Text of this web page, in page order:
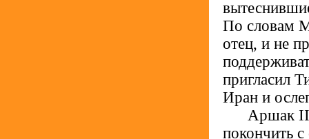
По словам
отец, и не
пригласил
Иран и
Аршак II,
покончить